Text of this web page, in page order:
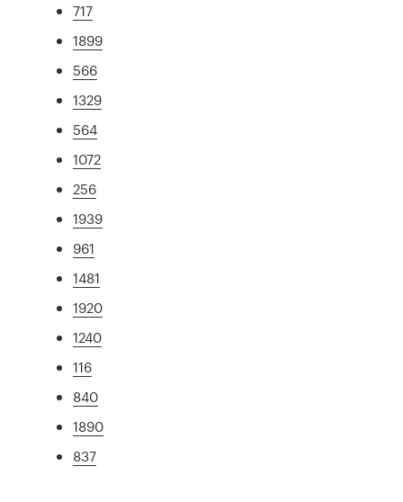
717
1899
566
1329
564
1072
256
1939
961
1481
1920
1240
116
840
1890
837